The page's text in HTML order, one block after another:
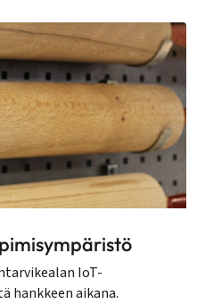
IoT-
hankkeen aikana.